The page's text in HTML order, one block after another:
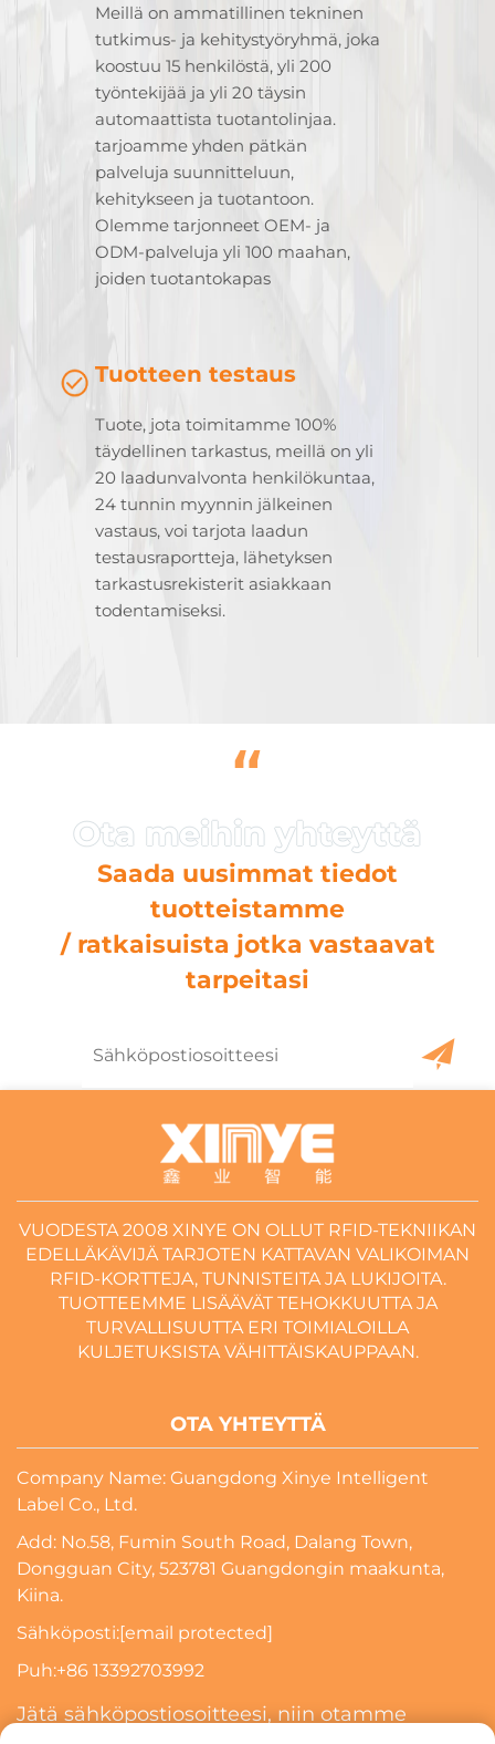
Meillä on ammatillinen tekninen
tutkimus- ja kehitystyöryhmä, joka
koostuu 15 henkilöstä, yli 200
työntekijää ja yli 20 täysin
automaattista tuotantolinjaa.
tarjoamme yhden pätkän
palveluja suunnitteluun,
kehitykseen ja tuotantoon.
Olemme tarjonneet OEM- ja
ODM-palveluja yli 100 maahan,
joiden tuotantokapas
Tuotteen testaus
Tuote, jota toimitamme 100%
täydellinen tarkastus, meillä on yli
20 laadunvalvonta henkilökuntaa,
24 tunnin myynnin jälkeinen
vastaus, voi tarjota laadun
testausraportteja, lähetyksen
tarkastusrekisterit asiakkaan
todentamiseksi.
“
Saada uusimmat tiedot
tuotteistamme
/ ratkaisuista jotka vastaavat
tarpeitasi
VUODESTA 2008 XINYE ON OLLUT RFID-TEKNIIKAN
EDELLÄKÄVIJÄ TARJOTEN KATTAVAN VALIKOIMAN
RFID-KORTTEJA, TUNNISTEITA JA LUKIJOITA.
TUOTTEEMME LISÄÄVÄT TEHOKKUUTTA JA
TURVALLISUUTTA ERI TOIMIALOILLA
KULJETUKSISTA VÄHITTÄISKAUPPAAN.
OTA YHTEYTTÄ
Company Name: Guangdong Xinye Intelligent
Label Co., Ltd.
Add: No.58, Fumin South Road, Dalang Town,
Dongguan City, 523781 Guangdongin maakunta,
Kiina.
Sähköposti:[email protected]
Puh:+86 13392703992
Jätä sähköpostiosoitteesi, niin otamme